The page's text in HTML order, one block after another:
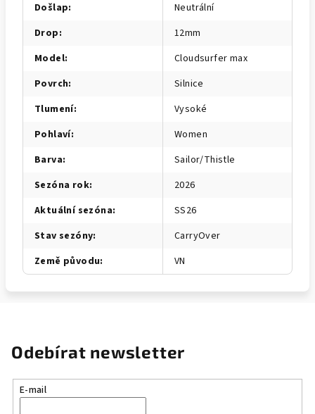
Došlap:
Neutrální
Drop:
12mm
Model:
Cloudsurfer max
Povrch:
Silnice
Tlumení:
Vysoké
Pohlaví:
Women
Barva:
Sailor/Thistle
Sezóna rok:
2026
Aktuální sezóna:
SS26
Stav sezóny:
CarryOver
Země původu: VN
Odebírat newsletter
E-mail